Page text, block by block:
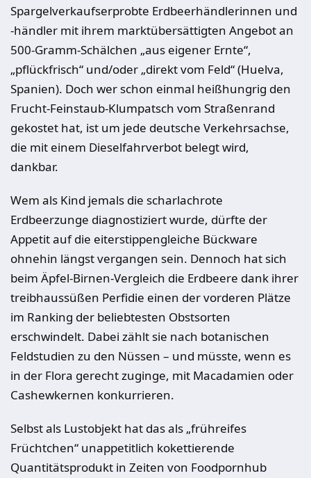
Spargelverkaufserprobte Erdbeerhändlerinnen und
-händler mit ihrem marktübersättigten Angebot an
500-Gramm-Schälchen „aus eigener Ernte“,
„pflückfrisch“ und/oder „direkt vom Feld“ (Huelva,
Spanien). Doch wer schon einmal heißhungrig den
Frucht-Feinstaub-Klumpatsch vom Straßenrand
gekostet hat, ist um jede deutsche Verkehrsachse,
die mit einem Dieselfahrverbot belegt wird,
dankbar.
Wem als Kind jemals die scharlachrote
Erdbeerzunge diagnostiziert wurde, dürfte der
Appetit auf die eiterstippengleiche Bückware
ohnehin längst vergangen sein. Dennoch hat sich
beim Äpfel-Birnen-Vergleich die Erdbeere dank ihrer
treibhaussüßen Perfidie einen der vorderen Plätze
im Ranking der beliebtesten Obstsorten
erschwindelt. Dabei zählt sie nach botanischen
Feldstudien zu den Nüssen – und müsste, wenn es
in der Flora gerecht zuginge, mit Macadamien oder
Cashewkernen konkurrieren.
Selbst als Lustobjekt hat das als „frühreifes
Früchtchen“ unappetitlich kokettierende
Quantitätsprodukt in Zeiten von Foodpornhub